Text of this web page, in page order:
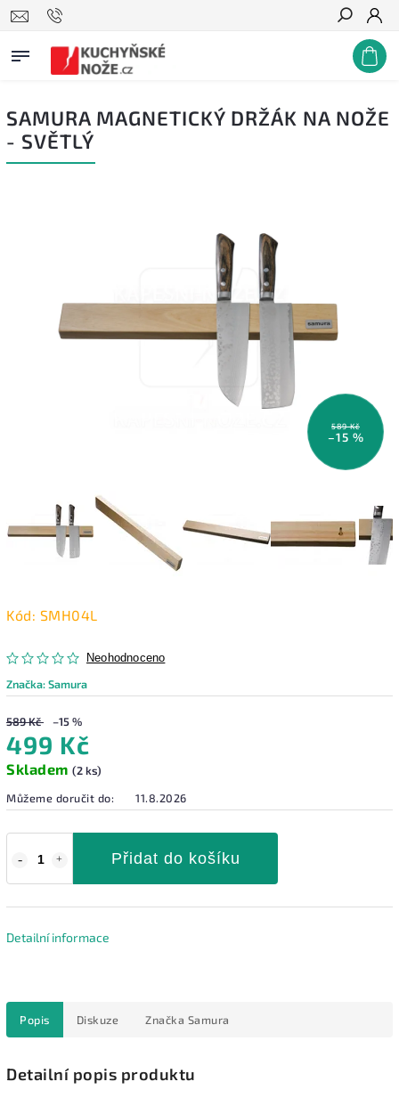
Hledat
SAMURA MAGNETICKÝ DRŽÁK NA NOŽE
- SVĚTLÝ
589 Kč
–15 %
Kód: SMH04L
Neohodnoceno
Značka:Samura
589 Kč –15 %
499 Kč
Skladem (2 ks)
Můžeme doručit do:
11.8.2026
Přidat do košíku
Detailní informace
Popis Diskuze Značka Samura
Detailní popis produktu